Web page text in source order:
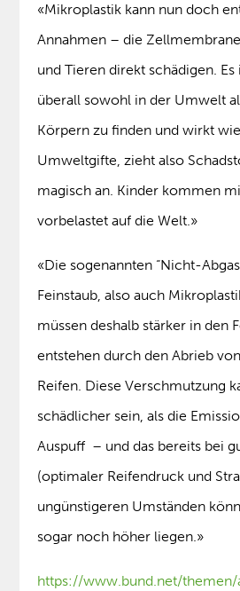
«Mikroplastik kann nun doch
Annahmen – die
und Tieren direkt schädigen.
überall sowohl in der Umwelt
Körpern zu finden und wirkt
Umweltgifte, zieht also
magisch an. Kinder kommen
vorbelastet auf die Welt.»
«Die sogenannten “Nicht-
Feinstaub, also auch
müssen deshalb stärker in den
entstehen durch den Abrieb
Reifen. Diese Verschmutzung
schädlicher sein, als die
Auspuff – und das bereits bei
(optimaler Reifendruck und
ungünstigeren Umständen
sogar noch höher liegen.»
https://www.bund.net/